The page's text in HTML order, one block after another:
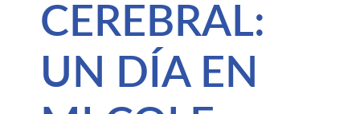
CEREBRAL:
UN DÍA EN